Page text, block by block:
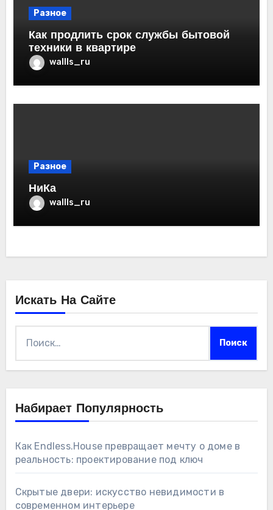
Разное
Как продлить срок службы бытовой
техники в квартире
wallls_ru
Разное
НиКа
wallls_ru
Искать На Сайте
Набирает Популярность
Как Endless.House превращает мечту о доме в
реальность: проектирование под ключ
Скрытые двери: искусство невидимости в
современном интерьере